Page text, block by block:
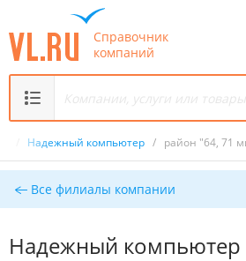
Справочник
компаний
Надежный компьютер / район "64, 71
Все филиалы компании
Надежный компьютер